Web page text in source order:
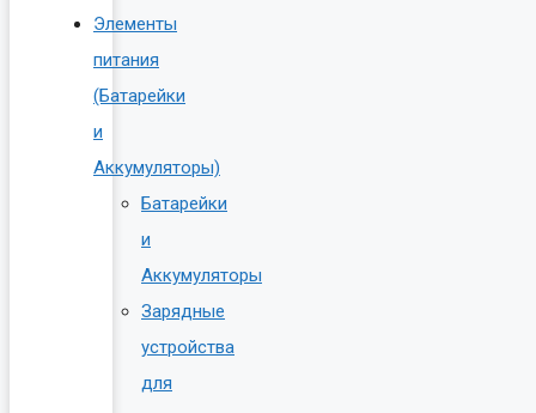
Элементы
питания
(Батарейки
и
Аккумуляторы)
Батарейки
и
Аккумуляторы
Зарядные
устройства
для